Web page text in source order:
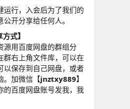
运行，入会后为了我们的
开分享给任何人。
式】
源用百度网盘的群组分
群右上角文件库，可以在
以保存到自己网盘，或者
。加微信【jnztxy889】
的百度网盘账号发我，我